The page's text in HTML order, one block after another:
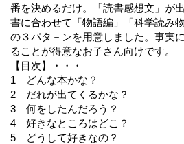
番を決めるだけ。「読書感想文」が
書に合わせて「物語編」「科学読み
の３パタ－ンを用意しました。事実
ることが得意なお子さん向けです。
【目次】・・・
1 どんな本かな？
2 だれが出てくるかな？
3 何をしたんだろう？
4 好きなところはどこ？
5 どうして好きなの？